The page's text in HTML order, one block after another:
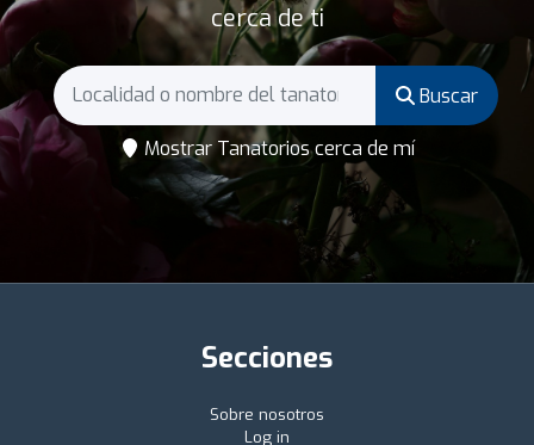
cerca de ti
Buscar
Mostrar Tanatorios cerca de mí
Secciones
Sobre nosotros
Log in